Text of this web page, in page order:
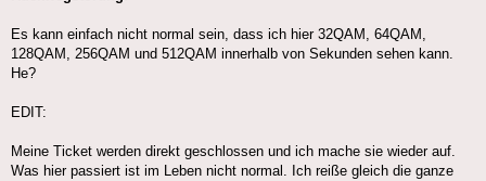
Es kann einfach nicht normal sein, dass ich hier 32QAM, 64QAM,
128QAM, 256QAM und 512QAM innerhalb von Sekunden sehen kann.
He?
EDIT:
Meine Ticket werden direkt geschlossen und ich mache sie wieder auf.
Was hier passiert ist im Leben nicht normal. Ich reiße gleich die ganze